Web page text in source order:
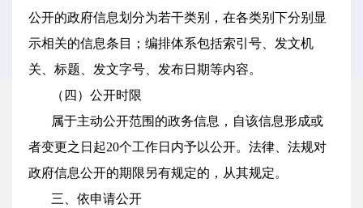
公开的政府信息划分为若干类别，在各类别下分别显
示相关的信息条目；编排体系包括索引号、发文机
关、标题、发文字号、发布日期等内容。
（四）公开时限
属于主动公开范围的政务信息，自该信息形成或
者变更之日起20个工作日内予以公开。法律、法规对
政府信息公开的期限另有规定的，从其规定。
三、依申请公开